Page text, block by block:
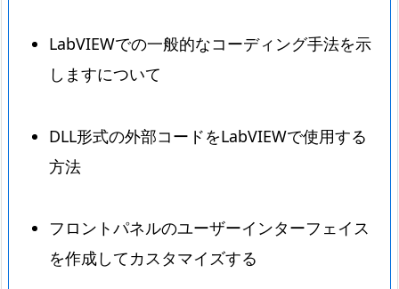
LabVIEWでの一般的なコーディング手法を示
しますについて
DLL形式の外部コードをLabVIEWで使用する
方法
フロントパネルのユーザーインターフェイス
を作成してカスタマイズする